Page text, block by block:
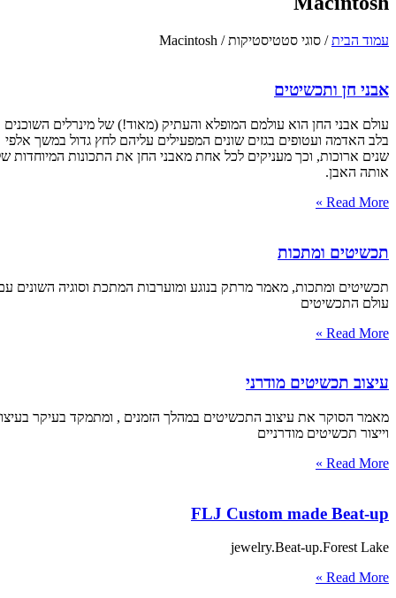
עמוד הבית/ סוגי סטטיסטיקות / Macintosh
אבני חן ותכשיטים
עולם אבני החן הוא עולמם המופלא והעתיק (מאוד!) של מינרלים השוכנים
בלב האדמה ועטופים בגזים שונים המפעילים עליהם לחץ גדול במשך אלפי
שנים ארוכות, וכך מעניקים לכל אחת מאבני החן את התכונות המיוחדות של
אותה האבן.
Read More »
תכשיטים ומתכות
תכשיטים ומתכות, מאמר מרתק בנוגע ומוערבות המתכת וסוגיה השונים עם
עולם התכשיטים
Read More »
עיצוב תכשיטים מודרני
מאמר הסוקר את עיצוב התכשיטים במהלך הזמנים , ומתמקד בעיקר בעיצוב
וייצור תכשיטים מודרניים
Read More »
FLJ Custom made Beat-up
jewelry.Beat-up.Forest Lake
Read More »